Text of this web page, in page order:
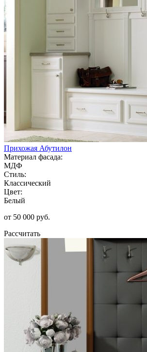
Прихожая Абутилон
Материал фасада:
МДФ
Стиль:
Классический
Цвет:
Белый
от 50 000 руб.
Рассчитать